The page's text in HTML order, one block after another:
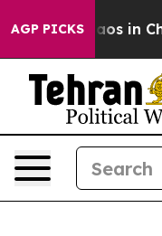
AGP PICKSChaos in